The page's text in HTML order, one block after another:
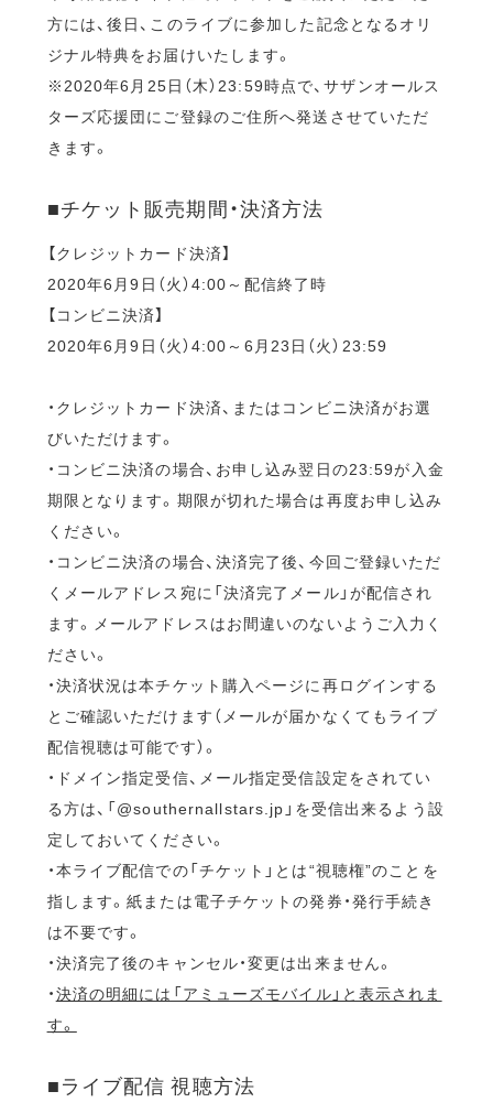
方には、後日、このライブに参加した記念となるオリ
ジナル特典をお届けいたします。
※2020年6月25日（木）23:59時点で、サザンオールス
ターズ応援団にご登録のご住所へ発送させていただ
きます。
■チケット販売期間・決済方法
【クレジットカード決済】
2020年6月9日（火）4:00～配信終了時
【コンビニ決済】
2020年6月9日（火）4:00～6月23日（火）23:59
・クレジットカード決済、またはコンビニ決済がお選
びいただけます。
・コンビニ決済の場合、お申し込み翌日の23:59が入金
期限となります。期限が切れた場合は再度お申し込み
ください。
・コンビニ決済の場合、決済完了後、今回ご登録いただ
くメールアドレス宛に「決済完了メール」が配信され
ます。メールアドレスはお間違いのないようご入力く
ださい。
・決済状況は本チケット購入ページに再ログインする
とご確認いただけます（メールが届かなくてもライブ
配信視聴は可能です）。
・ドメイン指定受信、メール指定受信設定をされてい
る方は、「@southernallstars.jp」を受信出来るよう設
定しておいてください。
・本ライブ配信での「チケット」とは“視聴権”のことを
指します。紙または電子チケットの発券・発行手続き
は不要です。
・決済完了後のキャンセル・変更は出来ません。
・決済の明細には「アミューズモバイル」と表示されま
す。
■ライブ配信 視聴方法